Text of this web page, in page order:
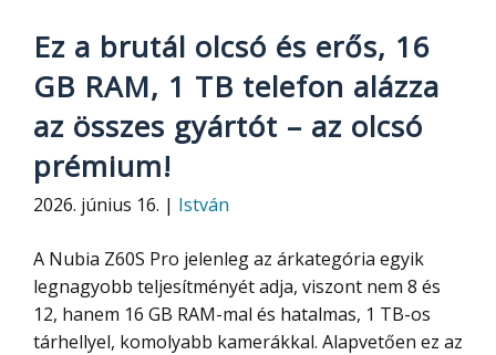
Ez a brutál olcsó és erős, 16
GB RAM, 1 TB telefon alázza
az összes gyártót – az olcsó
prémium!
2026. június 16. | István
A Nubia Z60S Pro jelenleg az árkategória egyik
legnagyobb teljesítményét adja, viszont nem 8 és
12, hanem 16 GB RAM-mal és hatalmas, 1 TB-os
tárhellyel, komolyabb kamerákkal. Alapvetően ez az